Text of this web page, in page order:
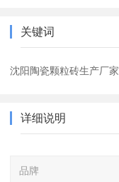
关键词
沈阳陶瓷颗粒砖生产厂家
详细说明
品牌